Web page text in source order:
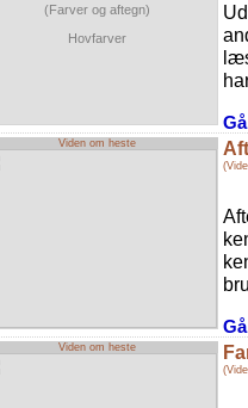
(Farver og aftegn)
Hovfarver
Viden om heste
Viden om heste